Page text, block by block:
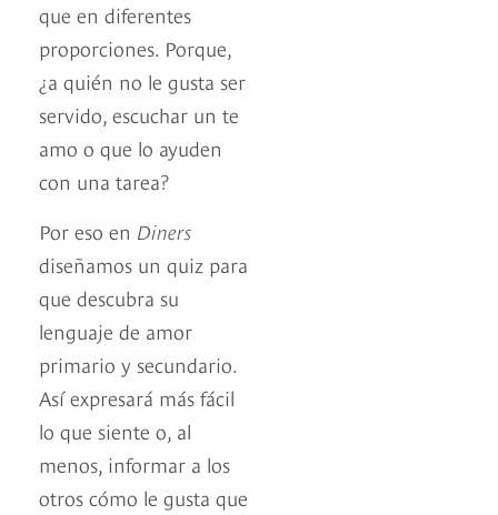
que en diferentes
proporciones. Porque,
¿a quién no le gusta ser
servido, escuchar un te
amo o que lo ayuden
con una tarea?
Por eso en Diners
diseñamos un quiz para
que descubra su
lenguaje de amor
primario y secundario.
Así expresará más fácil
lo que siente o, al
menos, informar a los
otros cómo le gusta que